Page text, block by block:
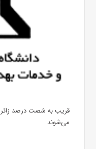
قریب به شصت درصد
می‌شوند